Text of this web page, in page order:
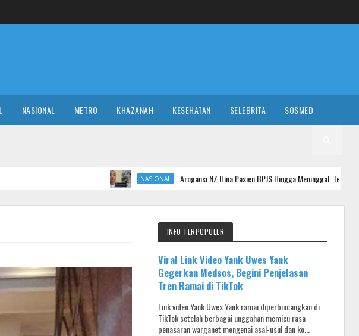
NASIONAL METRO KHAZANAH KESEHATAN SELEBRITA SOSMED
NASIONAL Arogansi NZ Hina Pasien BPJS Hingga Meninggal: Ternyata Anak Anggota
INFO TERPOPULER
Viral Link Video Yank Uwes Yank
Gegerkan Medsos, Begini Penjelasan
Tren Ramai di TikTok
Link video Yank Uwes Yank ramai diperbincangkan di
TikTok setelah berbagai unggahan memicu rasa
penasaran warganet mengenai asal-usul dan ko...